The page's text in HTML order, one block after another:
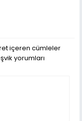
içeren cümleler
yorumları